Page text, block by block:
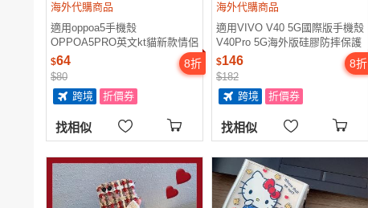
海外代購商品
適用oppoa5手機殼
OPPOA5PRO英文kt貓新款情侶
男女款保護套可愛個性簡約學生
趣味ins風潮流新品小眾卡通防
摔
$64
$80
8折
跨境 折價券
找相似
海外代購商品
適用VIVO V40 5G國際版手機殼
V40Pro 5G海外版硅膠防摔保護
套補妝鏡KT支架個性創意簡約
新款
$146
$182
8折
跨境 折價券
找相似